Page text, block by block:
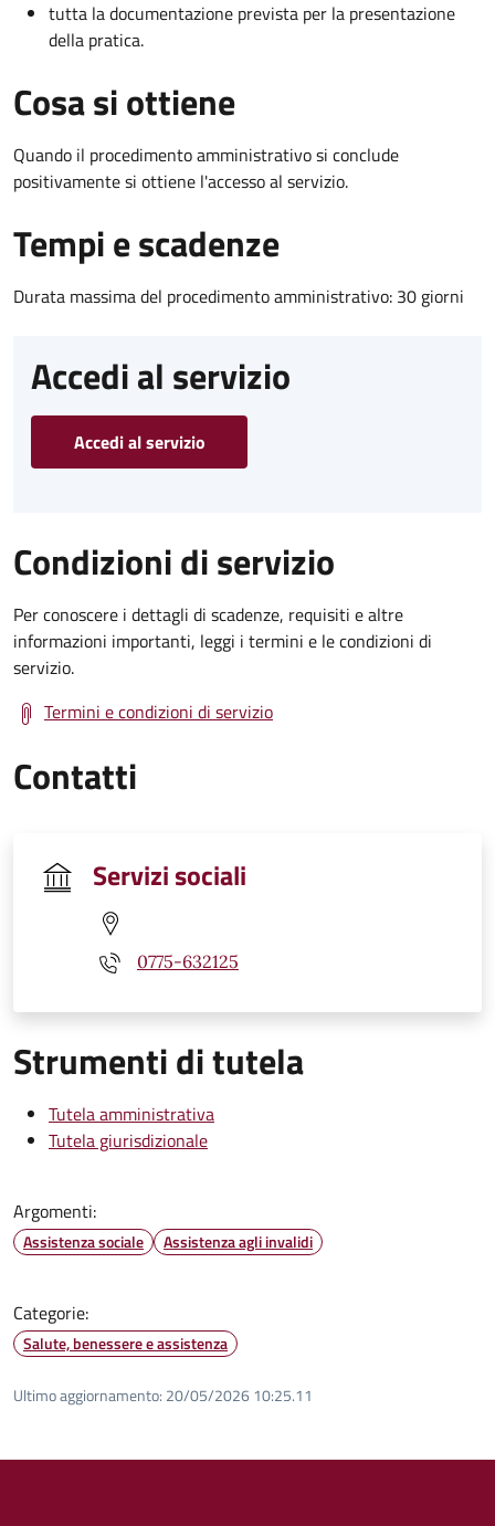
tutta la documentazione prevista per la presentazione
della pratica.
Cosa si ottiene
Quando il procedimento amministrativo si conclude
positivamente si ottiene l'accesso al servizio.
Tempi e scadenze
Durata massima del procedimento amministrativo: 30 giorni
Accedi al servizio
Accedi al servizio
Condizioni di servizio
Per conoscere i dettagli di scadenze, requisiti e altre
informazioni importanti, leggi i termini e le condizioni di
servizio.
Termini e condizioni di servizio
Contatti
Servizi sociali
0775-632125
Strumenti di tutela
Tutela amministrativa
Tutela giurisdizionale
Argomenti:
Assistenza sociale Assistenza agli invalidi
Categorie:
Salute, benessere e assistenza
Ultimo aggiornamento: 20/05/2026 10:25.11